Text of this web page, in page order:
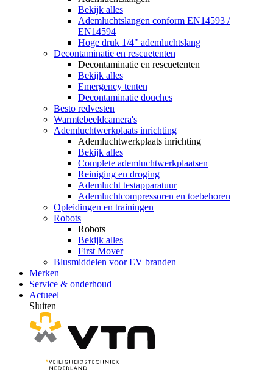
Bekijk alles
Ademluchtslangen conform EN14593 /
EN14594
Hoge druk 1/4" ademluchtslang
Decontaminatie en rescuetenten
Decontaminatie en rescuetenten
Bekijk alles
Emergency tenten
Decontaminatie douches
Besto redvesten
Warmtebeeldcamera's
Ademluchtwerkplaats inrichting
Ademluchtwerkplaats inrichting
Bekijk alles
Complete ademluchtwerkplaatsen
Reiniging en droging
Ademlucht testapparatuur
Ademluchtcompressoren en toebehoren
Opleidingen en trainingen
Robots
Robots
Bekijk alles
First Mover
Blusmiddelen voor EV branden
Merken
Service & onderhoud
Actueel
Sluiten